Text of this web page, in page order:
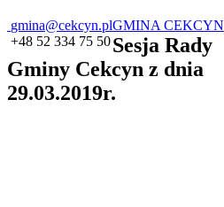
gmina@cekcyn.pl
+48 52 334 75 50
GMINA CEKCYN
Sesja Rady
Gminy Cekcyn z dnia
29.03.2019r.